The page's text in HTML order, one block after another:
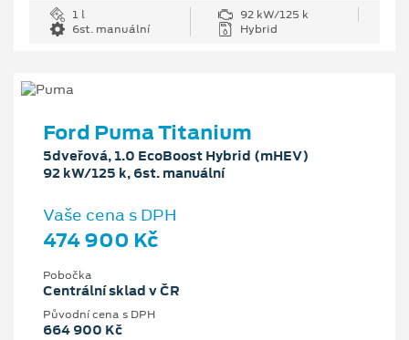
1 l
92 kW/125 k
6st. manuální
Hybrid
Ford Puma Titanium
5dveřová, 1.0 EcoBoost Hybrid (mHEV)
92 kW/125 k, 6st. manuální
Vaše cena s DPH
474 900 Kč
Pobočka
Centrální sklad v ČR
Původní cena s DPH
664 900 Kč